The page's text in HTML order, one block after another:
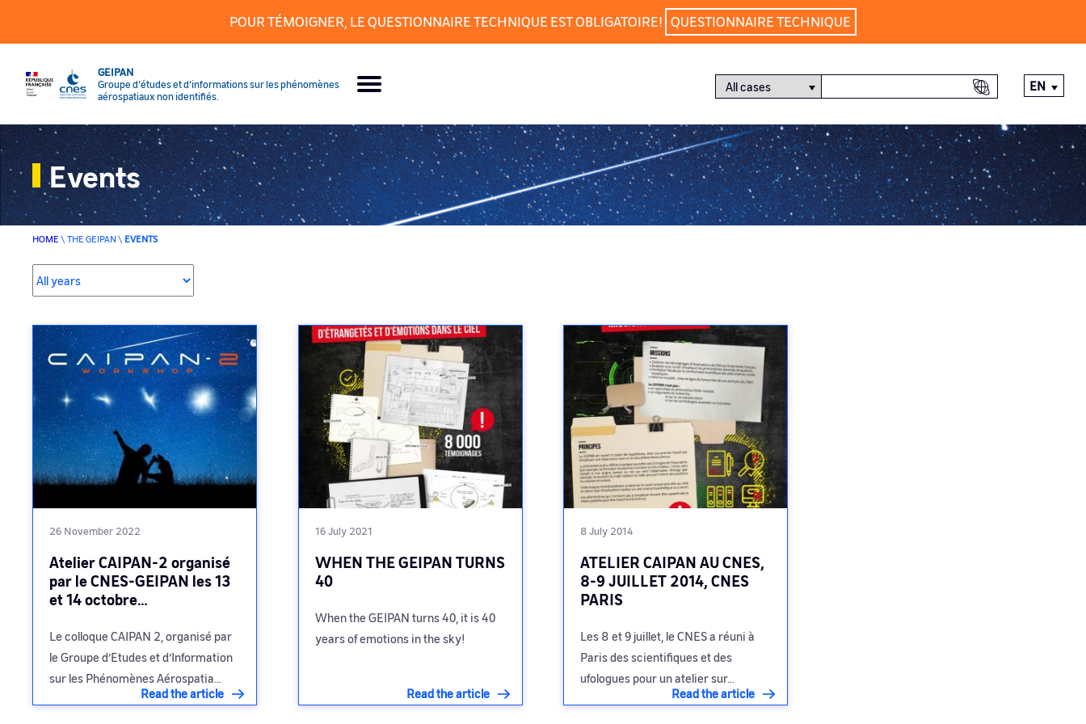
POUR TÉMOIGNER, LE QUESTIONNAIRE TECHNIQUE EST OBLIGATOIRE! QUESTIONNAIRE TECHNIQUE
GEIPAN
Groupe d’études et d’informations sur les phénomènes
aérospatiaux non identifiés.
EN
Events
HOME \ THE GEIPAN\ EVENTS
26 November 2022
Atelier CAIPAN-2 organisé
par le CNES-GEIPAN les 13
et 14 octobre…
Le colloque CAIPAN 2, organisé par
le Groupe d’Etudes et d’Information
sur les Phénomènes Aérospatia…
Read the article
16 July 2021
WHEN THE GEIPAN TURNS
40
When the GEIPAN turns 40, it is 40
years of emotions in the sky!
Read the article
8 July 2014
ATELIER CAIPAN AU CNES,
8-9 JUILLET 2014, CNES
PARIS
Les 8 et 9 juillet, le CNES a réuni à
Paris des scientifiques et des
ufologues pour un atelier sur…
Read the article